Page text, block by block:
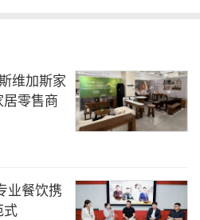
维加斯家
零售商
业餐饮携
式